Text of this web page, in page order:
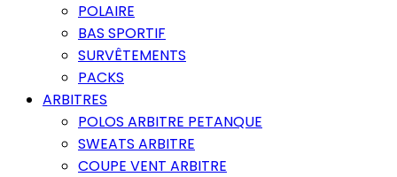
POLAIRE
BAS SPORTIF
SURVÊTEMENTS
PACKS
ARBITRES
POLOS ARBITRE PETANQUE
SWEATS ARBITRE
COUPE VENT ARBITRE